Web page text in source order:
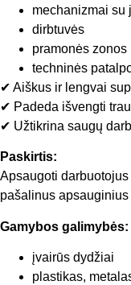
mechanizmai su
dirbtuvės
pramonės zonos
techninės
✔ Aiškus ir lengvai
✔ Padeda išvengti
✔ Užtikrina saugų
Paskirtis:
Apsaugoti
pašalinus
Gamybos galimybės:
įvairūs dydžiai
plastikas,